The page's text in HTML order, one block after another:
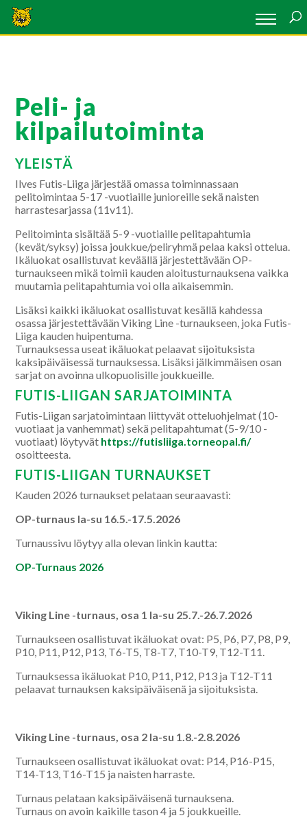
Peli- ja
kilpailutoiminta
YLEISTÄ
Ilves Futis-Liiga järjestää omassa toiminnassaan
pelitoimintaa 5-17 -vuotiaille junioreille sekä naisten
harrastesarjassa (11v11).
Pelitoiminta sisältää 5-9 -vuotiaille pelitapahtumia
(kevät/syksy) joissa joukkue/peliryhmä pelaa kaksi ottelua.
Ikäluokat osallistuvat keväällä järjestettävään OP-
turnaukseen mikä toimii kauden aloitusturnauksena vaikka
muutamia pelitapahtumia voi olla aikaisemmin.
Lisäksi kaikki ikäluokat osallistuvat kesällä kahdessa
osassa järjestettävään Viking Line -turnaukseen, joka Futis-
Liiga kauden huipentuma.
Turnauksessa useat ikäluokat pelaavat sijoituksista
kaksipäiväisessä turnauksessa. Lisäksi jälkimmäisen osan
sarjat on avoinna ulkopuolisille joukkueille.
FUTIS-LIIGAN SARJATOIMINTA
Futis-Liigan sarjatoimintaan liittyvät otteluohjelmat (10-
vuotiaat ja vanhemmat) sekä pelitapahtumat (5-9/10 -
vuotiaat) löytyvät https://futisliiga.torneopal.fi/
osoitteesta.
FUTIS-LIIGAN TURNAUKSET
Kauden 2026 turnaukset pelataan seuraavasti:
OP-turnaus la-su 16.5.-17.5.2026
Turnaussivu löytyy alla olevan linkin kautta:
OP-Turnaus 2026
Viking Line -turnaus, osa 1 la-su 25.7.-26.7.2026
Turnaukseen osallistuvat ikäluokat ovat: P5, P6, P7, P8, P9,
P10, P11, P12, P13, T6-T5, T8-T7, T10-T9, T12-T11.
Turnauksessa ikäluokat P10, P11, P12, P13 ja T12-T11
pelaavat turnauksen kaksipäiväisenä ja sijoituksista.
Viking Line -turnaus, osa 2 la-su 1.8.-2.8.2026
Turnaukseen osallistuvat ikäluokat ovat: P14, P16-P15,
T14-T13, T16-T15 ja naisten harraste.
Turnaus pelataan kaksipäiväisenä turnauksena.
Turnaus on avoin kaikille tason 4 ja 5 joukkueille.